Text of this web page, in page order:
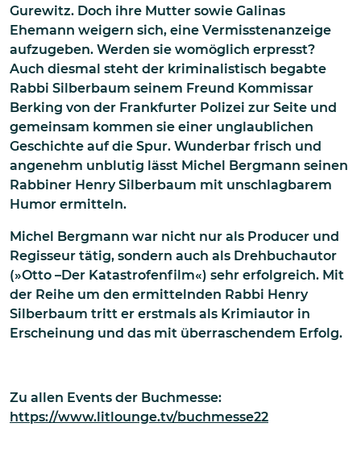
Gurewitz. Doch ihre Mutter sowie Galinas
Ehemann weigern sich, eine Vermisstenanzeige
aufzugeben. Werden sie womöglich erpresst?
Auch diesmal steht der kriminalistisch begabte
Rabbi Silberbaum seinem Freund Kommissar
Berking von der Frankfurter Polizei zur Seite und
gemeinsam kommen sie einer unglaublichen
Geschichte auf die Spur. Wunderbar frisch und
angenehm unblutig lässt Michel Bergmann seinen
Rabbiner Henry Silberbaum mit unschlagbarem
Humor ermitteln.
Michel Bergmann war nicht nur als Producer und
Regisseur tätig, sondern auch als Drehbuchautor
(»Otto –Der Katastrofenfilm«) sehr erfolgreich. Mit
der Reihe um den ermittelnden Rabbi Henry
Silberbaum tritt er erstmals als Krimiautor in
Erscheinung und das mit überraschendem Erfolg.
Zu allen Events der Buchmesse:
https://www.litlounge.tv/buchmesse22